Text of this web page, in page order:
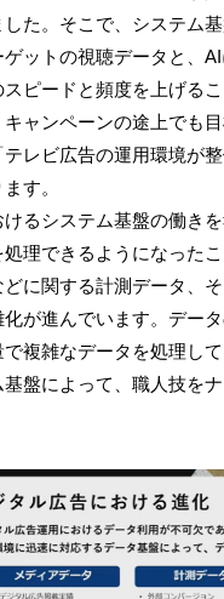
た。そこで、システム
ットの視聴データと、
ピードと頻度を上げる
ャンペーンの途上でも
レビ広告の運用環境が
す。
るシステム基盤の働き
理できるようになった
に関する計測データ、
が進んでいます。デー
複雑なデータを処理し
盤によって、職人技を